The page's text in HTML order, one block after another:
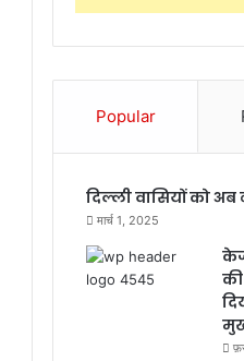
Popular
दिल्ली वासियों को
मार्च 1, 2025